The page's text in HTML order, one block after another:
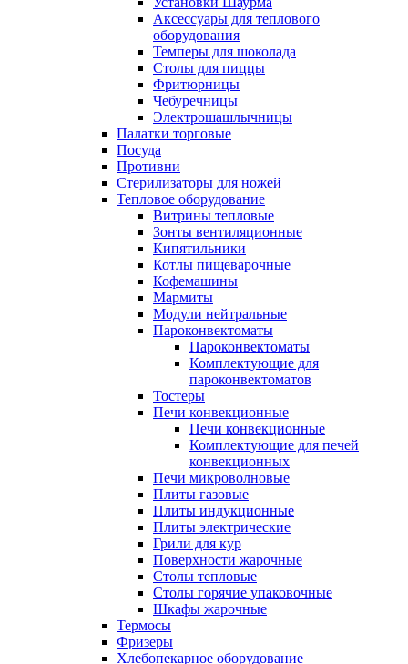
Аксессуары для теплового
оборудования
Темперы для шоколада
Столы для пиццы
Фритюрницы
Чебуречницы
Электрошашлычницы
Палатки торговые
Посуда
Противни
Стерилизаторы для ножей
Тепловое оборудование
Витрины тепловые
Зонты вентиляционные
Кипятильники
Котлы пищеварочные
Кофемашины
Мармиты
Модули нейтральные
Пароконвектоматы
Пароконвектоматы
Комплектующие для
пароконвектоматов
Тостеры
Печи конвекционные
Печи конвекционные
Комплектующие для печей
конвекционных
Печи микроволновые
Плиты газовые
Плиты индукционные
Плиты электрические
Грили для кур
Поверхности жарочные
Столы тепловые
Столы горячие упаковочные
Шкафы жарочные
Термосы
Фризеры
Хлебопекарное оборудование